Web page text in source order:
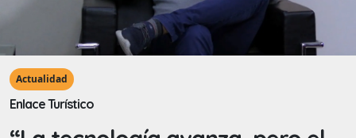
Actualidad
Enlace Turístico